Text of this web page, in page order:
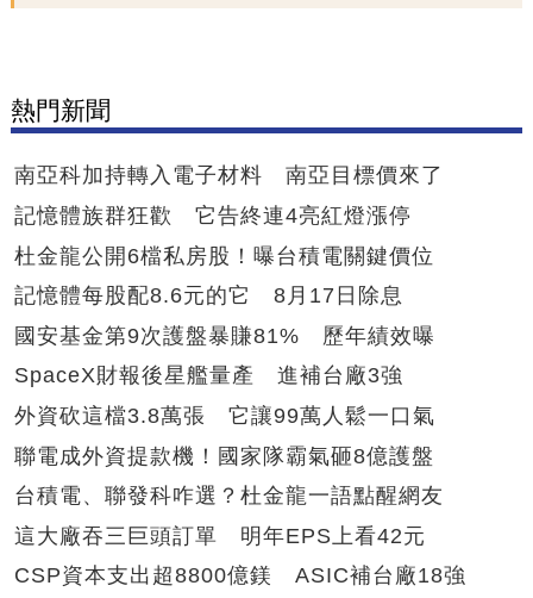
熱門新聞
南亞科加持轉入電子材料 南亞目標價來了
記憶體族群狂歡 它告終連4亮紅燈漲停
杜金龍公開6檔私房股！曝台積電關鍵價位
記憶體每股配8.6元的它 8月17日除息
國安基金第9次護盤暴賺81% 歷年績效曝
SpaceX財報後星艦量產 進補台廠3強
外資砍這檔3.8萬張 它讓99萬人鬆一口氣
聯電成外資提款機！國家隊霸氣砸8億護盤
台積電、聯發科咋選？杜金龍一語點醒網友
這大廠吞三巨頭訂單 明年EPS上看42元
CSP資本支出超8800億鎂 ASIC補台廠18強